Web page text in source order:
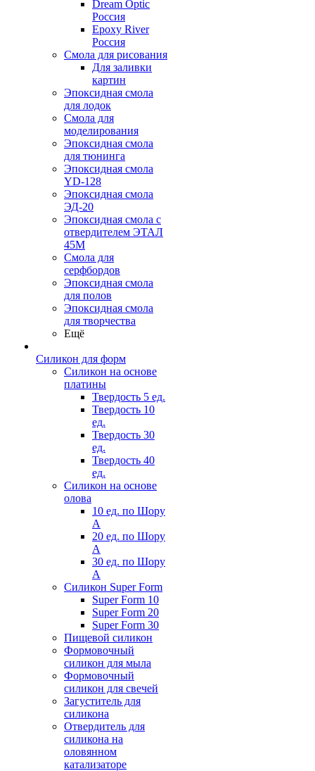
Dream Optic
Россия
Epoxy River
Россия
Смола для рисования
Для заливки
картин
Эпоксидная смола
для лодок
Смола для
моделирования
Эпоксидная смола
для тюнинга
Эпоксидная смола
YD-128
Эпоксидная смола
ЭД-20
Эпоксидная смола с
отвердителем ЭТАЛ
45М
Смола для
серфбордов
Эпоксидная смола
для полов
Эпоксидная смола
для творчества
Ещё
Силикон для форм
Силикон на основе
платины
Твердость 5 ед.
Твердость 10
ед.
Твердость 30
ед.
Твердость 40
ед.
Силикон на основе
олова
10 ед. по Шору
А
20 ед. по Шору
А
30 ед. по Шору
А
Силикон Super Form
Super Form 10
Super Form 20
Super Form 30
Пищевой силикон
Формовочный
силикон для мыла
Формовочный
силикон для свечей
Загуститель для
силикона
Отвердитель для
силикона на
оловянном
катализаторе